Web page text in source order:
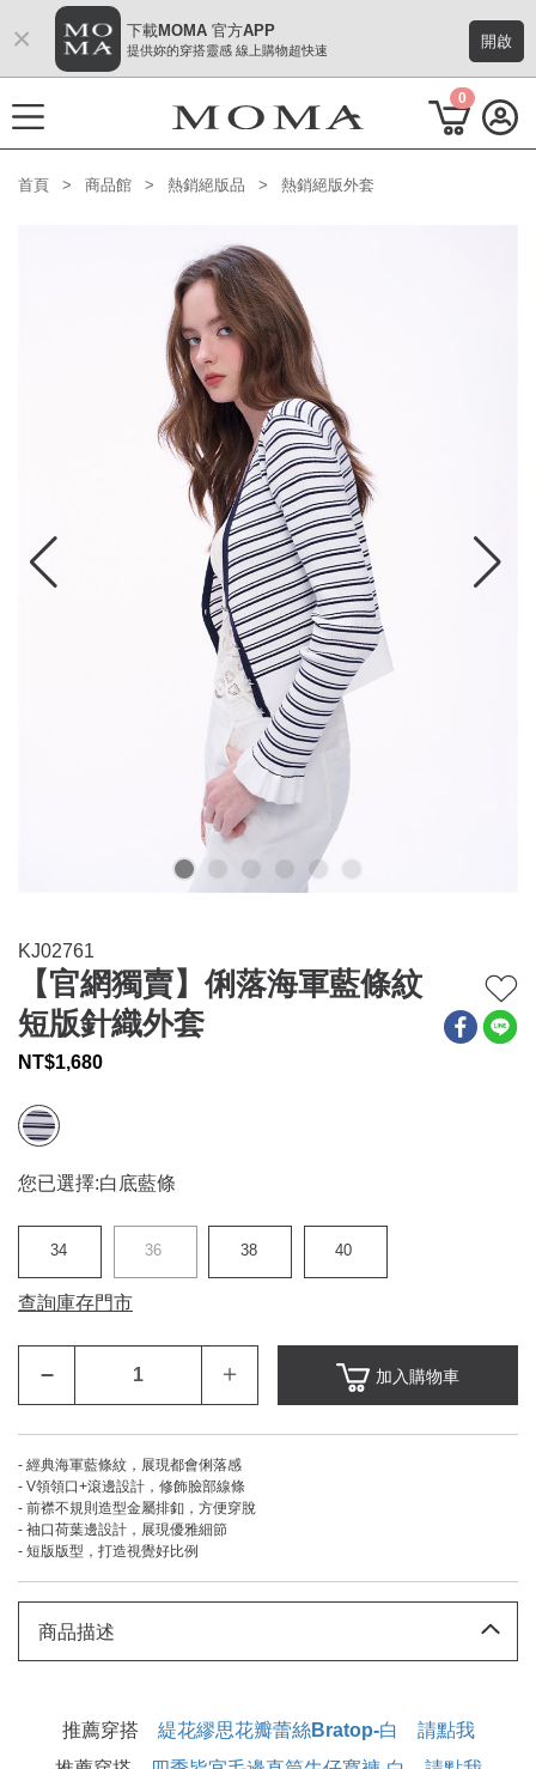
M Plus AW 形象 與時間共存
連身系列
百搭配件
× 下載MOMA 官方APP
提供妳的穿搭靈感 線上購物超快速 開啟
0
首頁 商品館 熱銷絕版品 熱銷絕版外套
KJ02761
【官網獨賣】俐落海軍藍條紋
短版針織外套
NT$1,680
您已選擇:白底藍條
34 36 38 40
查詢庫存門市
– ＋ 加入購物車
- 經典海軍藍條紋，展現都會俐落感
- V領領口+滾邊設計，修飾臉部線條
- 前襟不規則造型金屬排釦，方便穿脫
- 袖口荷葉邊設計，展現優雅細節
- 短版版型，打造視覺好比例
商品描述
推薦穿搭 緹花繆思花瓣蕾絲Bratop-白 請點我